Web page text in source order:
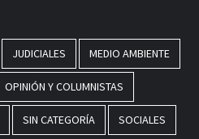
JUDICIALES MEDIO AMBIENTE
OPINIÓN Y COLUMNISTAS
SIN CATEGORÍA SOCIALES